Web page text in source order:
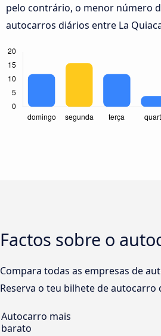
pelo contrário, o menor número
autocarros diários entre La
Factos sobre o
Compara todas as empresas de
Reserva o teu bilhete de autocarro
Autocarro mais
barato